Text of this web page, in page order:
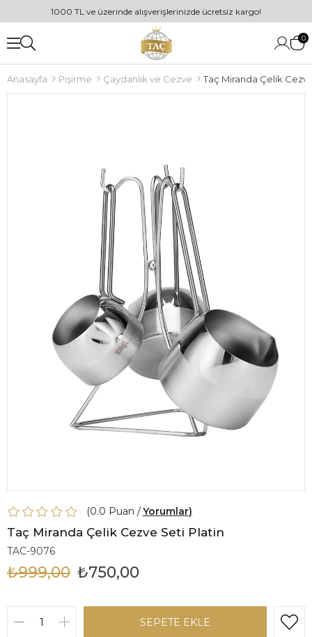
1000 TL ve üzerinde alışverişlerinizde ücretsiz kargo!
0
Anasayfa Pişirme Çaydanlık ve Cezve Taç Miranda Çelik
0.0 Yorumlar
Taç Miranda Çelik Cezve Seti Platin
TAC-9076
₺999,00 ₺750,00